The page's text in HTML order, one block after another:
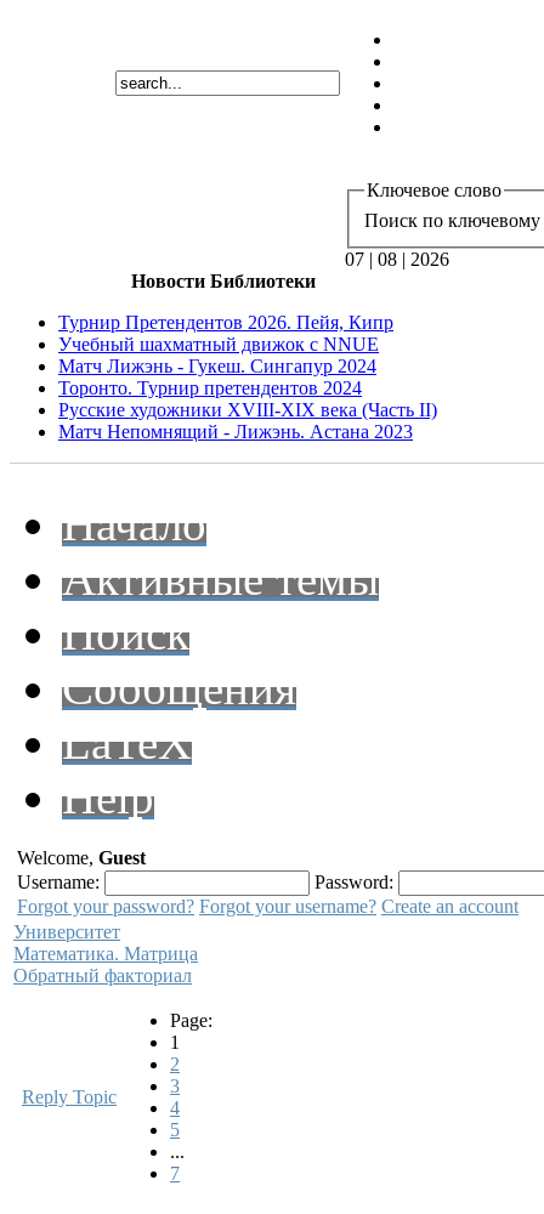
Ключевое слово
Поиск по ключевому
07 | 08 | 2026
Новости Библиотеки
Турнир Претендентов 2026. Пейя, Кипр
Учебный шахматный движок с NNUE
Матч Лижэнь - Гукеш. Сингапур 2024
Торонто. Турнир претендентов 2024
Русские художники XVIII-XIX века (Часть II)
Матч Непомнящий - Лижэнь. Астана 2023
Начало
Активные темы
Поиск
Сообщения
LaTeX
Help
Welcome, Guest
Username:
Password:
Forgot your password? Forgot your username? Create an account
Университет
Математика. Матрица
Обратный факториал
Reply Topic
Page:
1
2
3
4
5
...
7